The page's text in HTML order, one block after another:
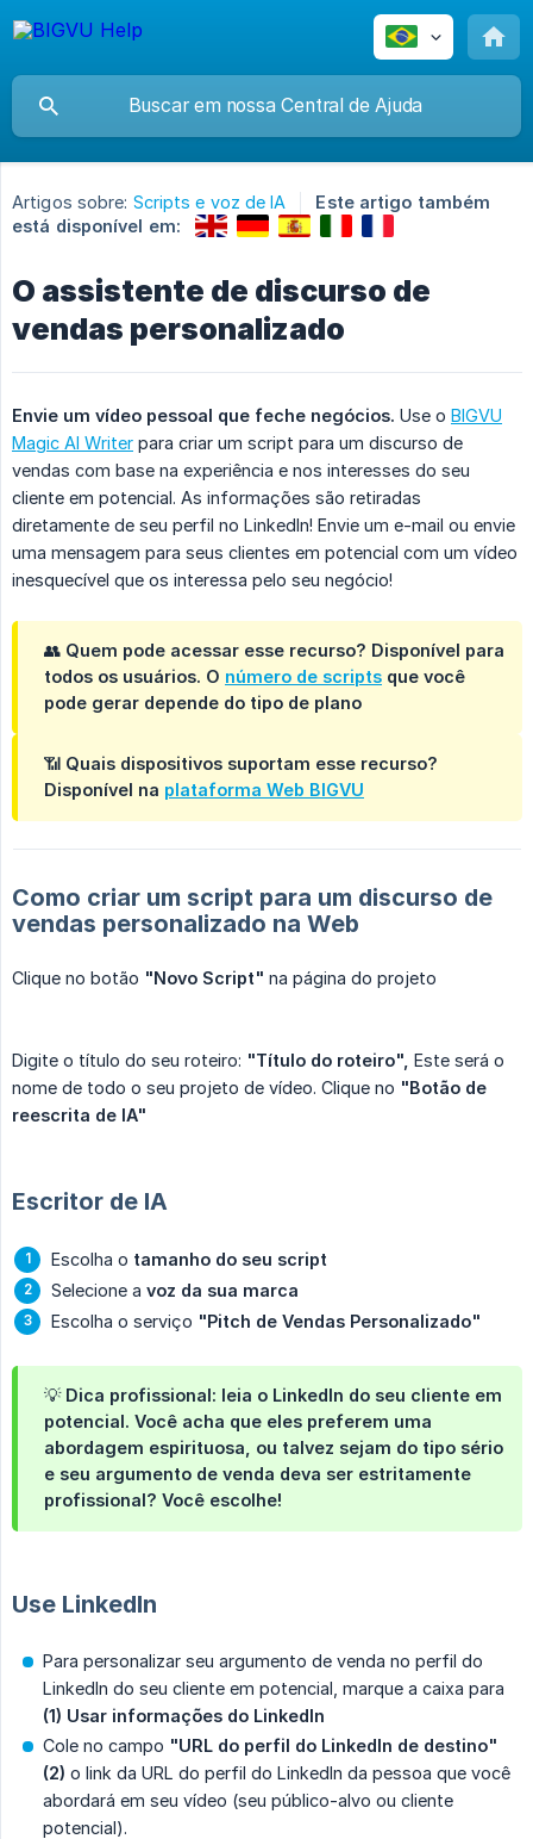
Artigos sobre: Scripts e voz de IA
Este artigo também
está disponível em:
O assistente de discurso de
vendas personalizado
Envie um vídeo pessoal que feche negócios. Use o BIGVU
Magic AI Writer para criar um script para um discurso de
vendas com base na experiência e nos interesses do seu
cliente em potencial. As informações são retiradas
diretamente de seu perfil no LinkedIn! Envie um e-mail ou envie
uma mensagem para seus clientes em potencial com um vídeo
inesquecível que os interessa pelo seu negócio!
👥 Quem pode acessar esse recurso? Disponível para
todos os usuários. O número de scripts que você
pode gerar depende do tipo de plano
📶 Quais dispositivos suportam esse recurso?
Disponível na plataforma Web BIGVU
Como criar um script para um discurso de
vendas personalizado na Web
Clique no botão "Novo Script" na página do projeto
Digite o título do seu roteiro: "Título do roteiro", Este será o
nome de todo o seu projeto de vídeo. Clique no "Botão de
reescrita de IA"
Escritor de IA
Escolha o tamanho do seu script
Selecione a voz da sua marca
Escolha o serviço "Pitch de Vendas Personalizado"
💡 Dica profissional: leia o LinkedIn do seu cliente em
potencial. Você acha que eles preferem uma
abordagem espirituosa, ou talvez sejam do tipo sério
e seu argumento de venda deva ser estritamente
profissional? Você escolhe!
Use LinkedIn
Para personalizar seu argumento de venda no perfil do
LinkedIn do seu cliente em potencial, marque a caixa para
(1) Usar informações do LinkedIn
Cole no campo "URL do perfil do LinkedIn de destino"
(2) o link da URL do perfil do LinkedIn da pessoa que você
abordará em seu vídeo (seu público-alvo ou cliente
potencial).